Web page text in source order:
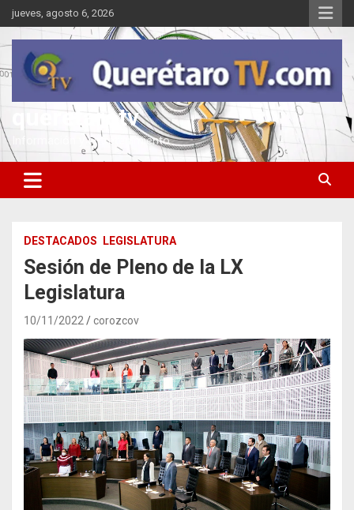
Saltar
al
contenido
jueves, agosto 6, 2026
queretarotv
Información y entretenimiento
DESTACADOS LEGISLATURA
Sesión de Pleno de la LX
Legislatura
10/11/2022 corozcov